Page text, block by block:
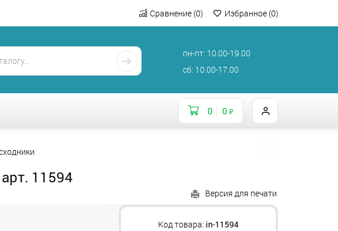
Сравнение (0) Избранное (0)
пн-пт: 10.00-19.00
сб: 10.00-17.00
0 0 ₽
11594
Версия для печати
Код товара: in-11594